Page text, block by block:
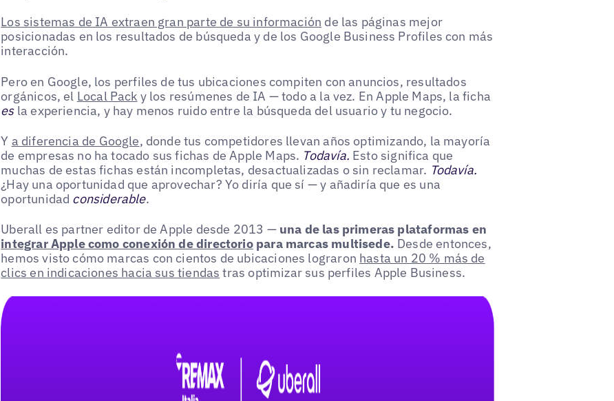
Los sistemas de IA extraen gran parte de su información de las páginas mejor
posicionadas en los resultados de búsqueda y de los Google Business Profiles con más
interacción.
Pero en Google, los perfiles de tus ubicaciones compiten con anuncios, resultados
orgánicos, el Local Pack y los resúmenes de IA — todo a la vez. En Apple Maps, la ficha
esla experiencia, y hay menos ruido entre la búsqueda del usuario y tu negocio.
Y a diferencia de Google, donde tus competidores llevan años optimizando, la mayoría
de empresas no ha tocado sus fichas de Apple Maps. Todavía. Esto significa que
muchas de estas fichas están incompletas, desactualizadas o sin reclamar. Todavía.
¿Hay una oportunidad que aprovechar? Yo diría que sí — y añadiría que es una
oportunidad considerable.
Uberall es partner editor de Apple desde 2013 — una de las primeras plataformas en
integrar Apple como conexión de directoriopara marcas multisede. Desde entonces,
hemos visto cómo marcas con cientos de ubicaciones lograron hasta un 20 % más de
clics en indicaciones hacia sus tiendas tras optimizar sus perfiles Apple Business.